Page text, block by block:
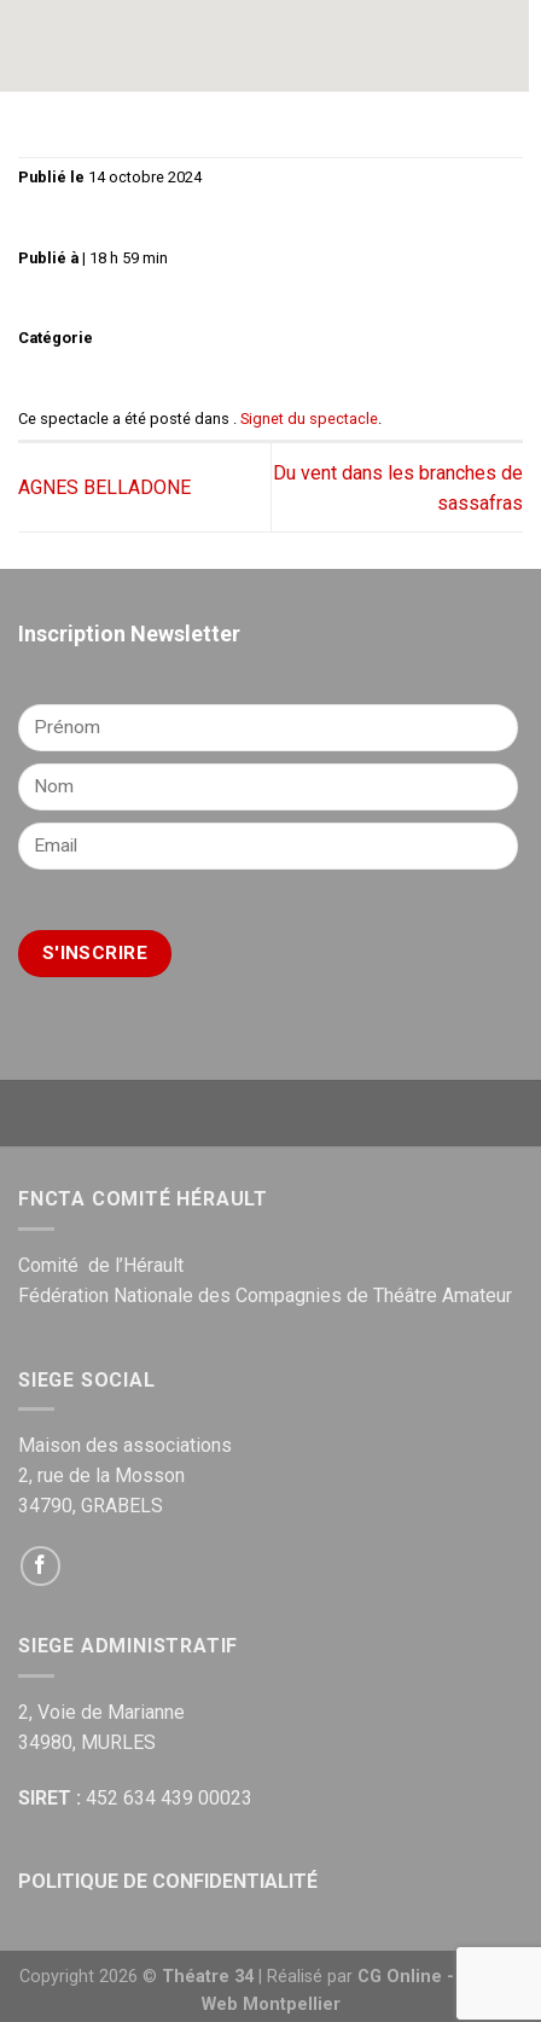
Publié le 14 octobre 2024
Publié à | 18 h 59 min
Catégorie
Ce spectacle a été posté dans . Signet du spectacle
AGNES BELLADONE
Du vent dans les branches de
sassafras
Inscription Newsletter
FNCTA COMITÉ HÉRAULT
Comité de l’Hérault
Fédération Nationale des Compagnies de Théâtre Amateur
SIEGE SOCIAL
Maison des associations
2, rue de la Mosson
34790, GRABELS
SIEGE ADMINISTRATIF
2, Voie de Marianne
34980, MURLES
SIRET : 452 634 439 00023
POLITIQUE DE CONFIDENTIALITÉ
Copyright 2026 © Théatre 34| Réalisé par CG Online - Agence
Web Montpellier